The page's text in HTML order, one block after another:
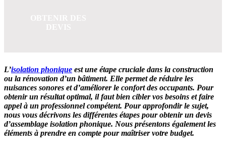
L’isolation phonique est une étape cruciale dans la construction
ou la rénovation d’un bâtiment. Elle permet de réduire les
nuisances sonores et d’améliorer le confort des occupants. Pour
obtenir un résultat optimal, il faut bien cibler vos besoins et faire
appel à un professionnel compétent. Pour approfondir le sujet,
nous vous décrivons les différentes étapes pour obtenir un devis
d’assemblage isolation phonique. Nous présentons également les
éléments à prendre en compte pour maîtriser votre budget.